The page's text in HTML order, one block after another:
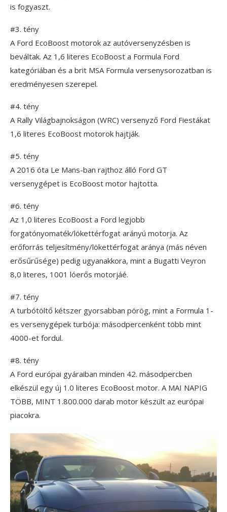
is fogyaszt.
#3. tény
A Ford EcoBoost motorok az autóversenyzésben is
beváltak. Az 1,6 literes EcoBoost a Formula Ford
kategóriában és a brit MSA Formula versenysorozatban is
eredményesen szerepel.
#4. tény
A Rally Világbajnokságon (WRC) versenyző Ford Fiestákat
1,6 literes EcoBoost motorok hajtják.
#5. tény
A 2016 óta Le Mans-ban rajthoz álló Ford GT
versenygépet is EcoBoost motor hajtotta.
#6. tény
Az 1,0 literes EcoBoost a Ford legjobb
forgatónyomaték/lökettérfogat arányú motorja. Az
erőforrás teljesítmény/lökettérfogat aránya (más néven
erősűrűsége) pedig ugyanakkora, mint a Bugatti Veyron
8,0 literes, 1001 lóerős motorjáé.
#7. tény
A turbótöltő kétszer gyorsabban pörög, mint a Formula 1-
es versenygépek turbója: másodpercenként több mint
4000-et fordul.
#8. tény
A Ford európai gyáraiban minden 42. másodpercben
elkészül egy új 1.0 literes EcoBoost motor. A MAI NAPIG
TÖBB, MINT 1.800.000 darab motor készült az európai
piacokra.